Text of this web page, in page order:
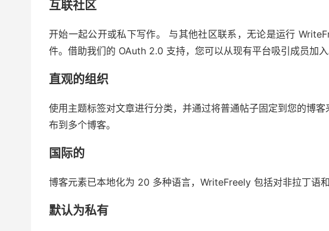
互联社区
开始一起公开或私下写作。 与其他社区联系，无论是运行
件。借助我们的 OAuth 2.0 支持，您可以从现有平台吸引成员加入
直观的组织
使用主题标签对文章进行分类，并通过将普通帖子固定到您的博
布到多个博客。
国际的
博客元素已本地化为 20 多种语言，WriteFreely 包括对非拉丁语
默认为私有